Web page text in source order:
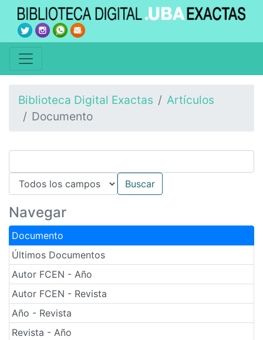
Biblioteca Digital Exactas
Artículos
Documento
Navegar
Documento
Últimos Documentos
Autor FCEN - Año
Autor FCEN - Revista
Año - Revista
Revista - Año